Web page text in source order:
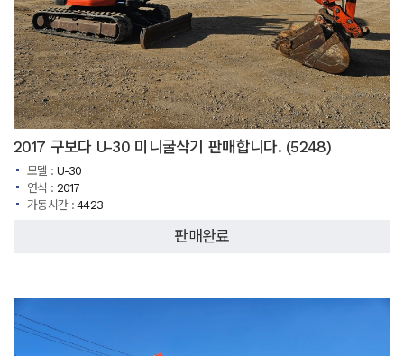
2017 구보다 U-30 미니굴삭기 판매합니다. (5248)
모델 : U-30
연식 : 2017
가동시간 :4423
판매완료